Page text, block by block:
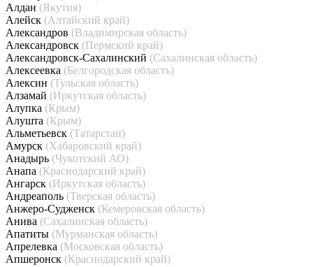
Алдан (Якутия)
Алейск (Алтайский край)
Александров (Владимирская область)
Александровск (Пермский край)
Александровск-Сахалинский (Сахалинская область)
Алексеевка (Белгородская область)
Алексин (Тульская область)
Алзамай (Иркутская область)
Алупка (Крым)
Алушта (Крым)
Альметьевск (Татарстан)
Амурск (Хабаровский край)
Анадырь (Чукотский АО)
Анапа (Краснодарский край)
Ангарск (Иркутская область)
Андреаполь (Тверская область)
Анжеро-Судженск (Кемеровская область)
Анива (Сахалинская область)
Апатиты (Мурманская область)
Апрелевка (Московская область)
Апшеронск (Краснодарский край)